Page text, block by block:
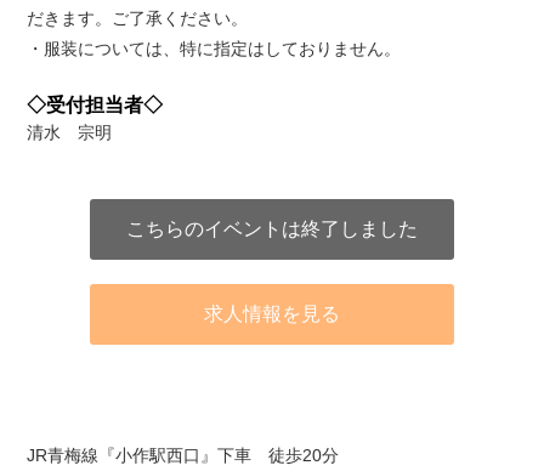
だきます。ご了承ください。
・服装については、特に指定はしておりません。
◇受付担当者◇
清水 宗明
こちらのイベントは終了しました
求人情報を見る
JR青梅線『小作駅西口』下車 徒歩20分